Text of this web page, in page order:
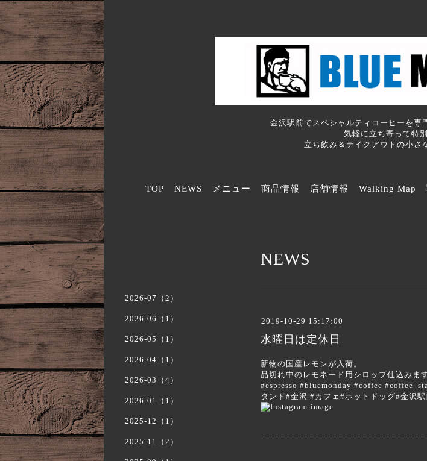
金沢駅前でスペシャルティコーヒーを専
気軽に立ち寄って特
立ち飲み＆テイクアウトの小さ
TOP NEWS メニュー 商品情報 店舗情報 Walking Map
NEWS
2019-10-29 15:17:00
水曜日は定休日
新物の国産レモンが入荷。
品切れ中のレモネード用シロップ仕込み
#espresso #bluemonday #coffee #coffee
タンド#金沢 #カフェ#ホットドッグ#金沢
2026-07（2）
2026-06（1）
2026-05（1）
2026-04（1）
2026-03（4）
2026-01（1）
2025-12（1）
2025-11（2）